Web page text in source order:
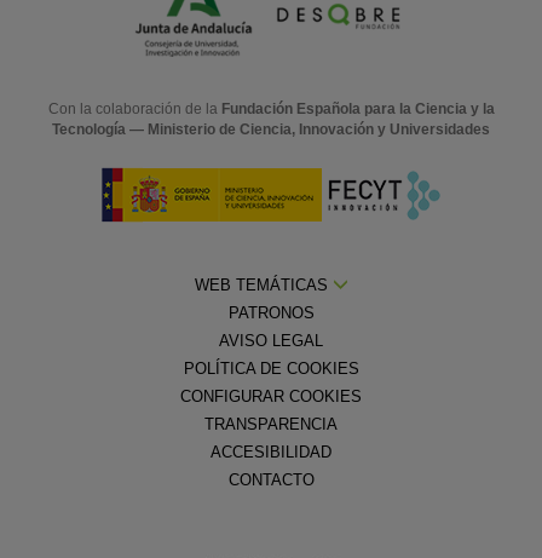
Con la colaboración de la Fundación Española para la Ciencia y la
Tecnología — Ministerio de Ciencia, Innovación y Universidades
WEB TEMÁTICAS
PATRONOS
AVISO LEGAL
POLÍTICA DE COOKIES
CONFIGURAR COOKIES
TRANSPARENCIA
ACCESIBILIDAD
CONTACTO